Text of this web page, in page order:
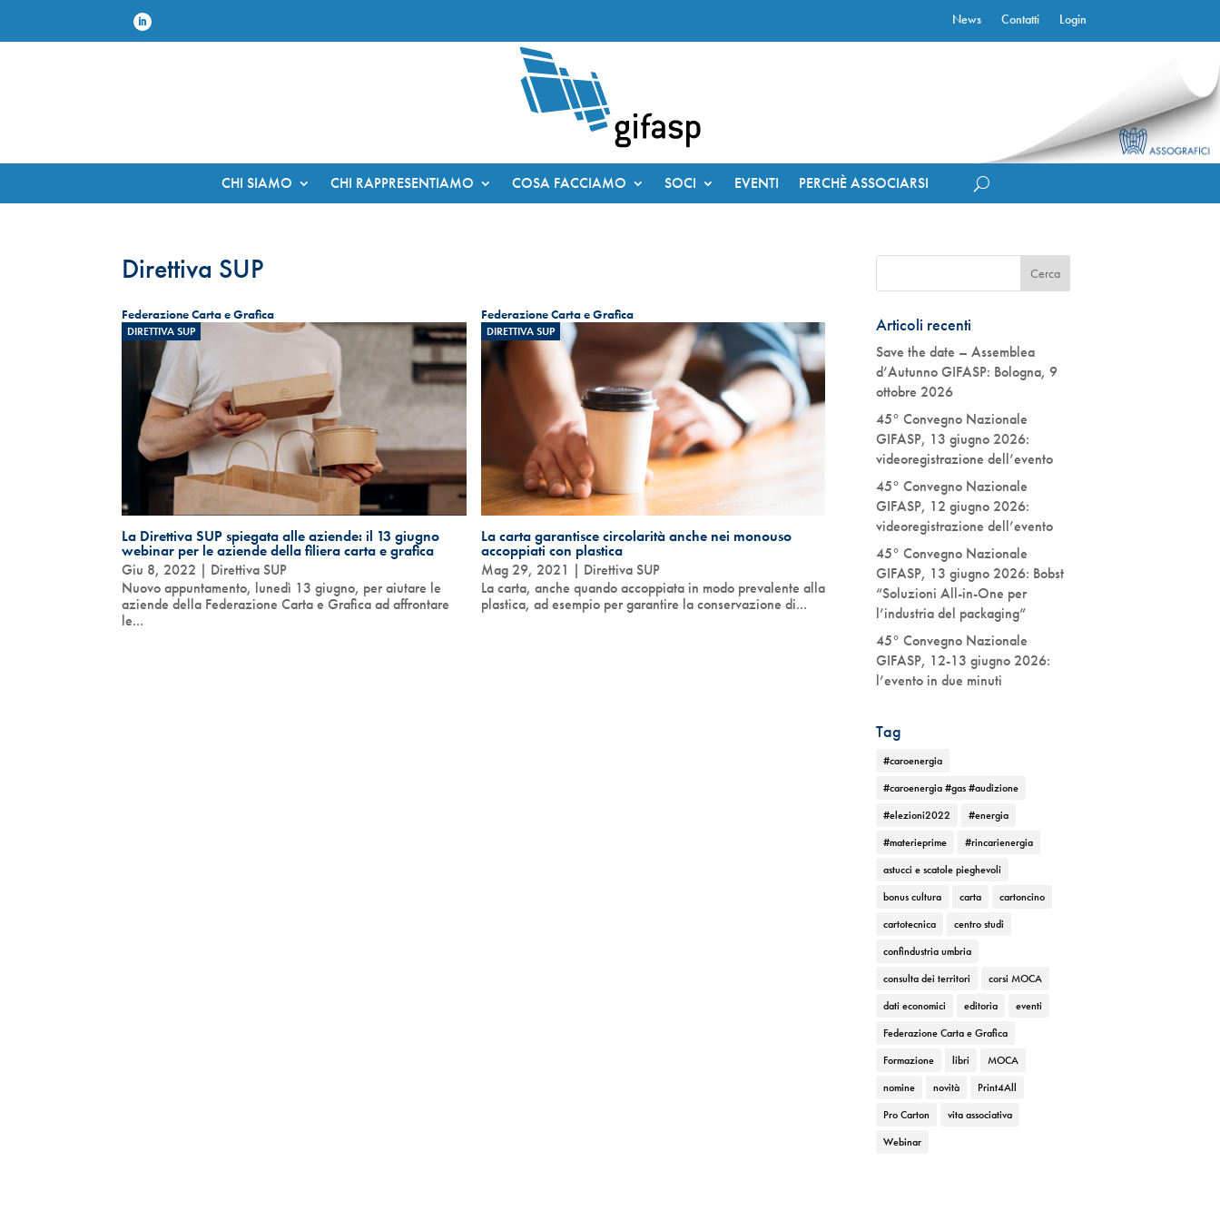
News Contatti Login
CHI SIAMO CHI RAPPRESENTIAMO COSA FACCIAMO SOCI EVENTI PERCHÈ ASSOCIARSI
Direttiva SUP
Federazione Carta e Grafica
DIRETTIVA SUP
La Direttiva SUP spiegata alle aziende: il 13 giugno
webinar per le aziende della filiera carta e grafica
Giu 8, 2022 | Direttiva SUP
Nuovo appuntamento, lunedì 13 giugno, per aiutare le
aziende della Federazione Carta e Grafica ad affrontare
le...
Federazione Carta e Grafica
DIRETTIVA SUP
La carta garantisce circolarità anche nei monouso
accoppiati con plastica
Mag 29, 2021 | Direttiva SUP
La carta, anche quando accoppiata in modo prevalente alla
plastica, ad esempio per garantire la conservazione di...
Articoli recenti
Save the date – Assemblea
d’Autunno GIFASP: Bologna, 9
ottobre 2026
45° Convegno Nazionale
GIFASP, 13 giugno 2026:
videoregistrazione dell’evento
45° Convegno Nazionale
GIFASP, 12 giugno 2026:
videoregistrazione dell’evento
45° Convegno Nazionale
GIFASP, 13 giugno 2026: Bobst
“Soluzioni All-in-One per
l’industria del packaging”
45° Convegno Nazionale
GIFASP, 12-13 giugno 2026:
l’evento in due minuti
Tag
#caroenergia
#caroenergia #gas #audizione
#elezioni2022
#energia
#materieprime
#rincarienergia
astucci e scatole pieghevoli
bonus cultura
carta
cartoncino
cartotecnica
centro studi
confindustria umbria
consulta dei territori
corsi MOCA
dati economici
editoria
eventi
Federazione Carta e Grafica
Formazione
libri
MOCA
nomine
novità
Print4All
Pro Carton
vita associativa
Webinar